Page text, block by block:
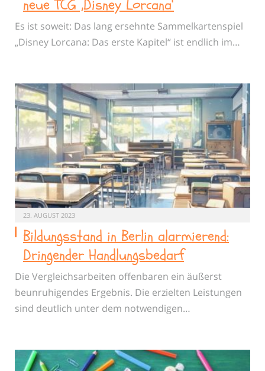
neue TCG ‚Disney Lorcana‘
Es ist soweit: Das lang ersehnte Sammelkartenspiel
„Disney Lorcana: Das erste Kapitel“ ist endlich im…
23. AUGUST 2023
Bildungsstand in Berlin alarmierend:
Dringender Handlungsbedarf
Die Vergleichsarbeiten offenbaren ein äußerst
beunruhigendes Ergebnis. Die erzielten Leistungen
sind deutlich unter dem notwendigen…